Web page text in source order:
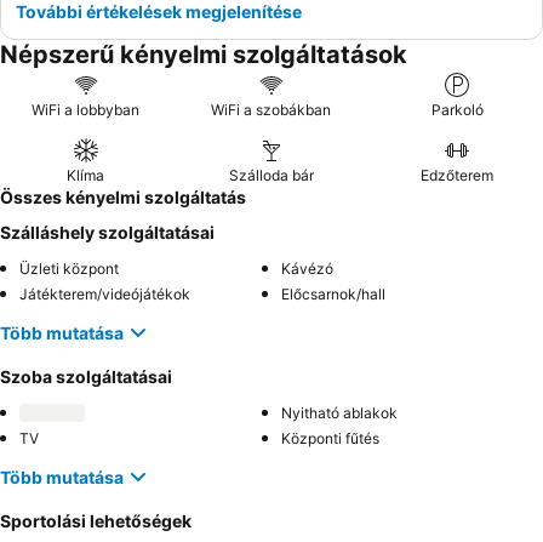
További értékelések megjelenítése
Népszerű kényelmi szolgáltatások
WiFi a lobbyban WiFi a szobákban Parkoló
Klíma Szálloda bár Edzőterem
Összes kényelmi szolgáltatás
Szálláshely szolgáltatásai
Üzleti központ
Kávézó
Játékterem/videójátékok
Előcsarnok/hall
Több mutatása
Szoba szolgáltatásai
Nyitható ablakok
TV
Központi fűtés
Több mutatása
Sportolási lehetőségek